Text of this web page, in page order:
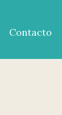
Contacto